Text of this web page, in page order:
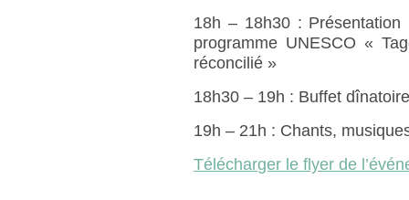
18h – 18h30 :
programme UNESCO «
réconcilié »
18h30 – 19h : Buffet
19h – 21h : Chants,
Télécharger le flyer de